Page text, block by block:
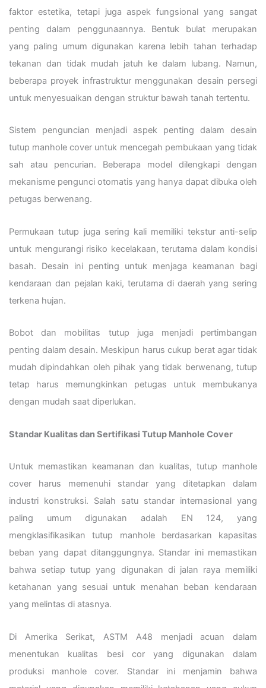
faktor estetika, tetapi juga aspek fungsional yang sangat
penting dalam penggunaannya. Bentuk bulat merupakan
yang paling umum digunakan karena lebih tahan terhadap
tekanan dan tidak mudah jatuh ke dalam lubang. Namun,
beberapa proyek infrastruktur menggunakan desain persegi
untuk menyesuaikan dengan struktur bawah tanah tertentu.
Sistem penguncian menjadi aspek penting dalam desain
tutup manhole cover untuk mencegah pembukaan yang tidak
sah atau pencurian. Beberapa model dilengkapi dengan
mekanisme pengunci otomatis yang hanya dapat dibuka oleh
petugas berwenang.
Permukaan tutup juga sering kali memiliki tekstur anti-selip
untuk mengurangi risiko kecelakaan, terutama dalam kondisi
basah. Desain ini penting untuk menjaga keamanan bagi
kendaraan dan pejalan kaki, terutama di daerah yang sering
terkena hujan.
Bobot dan mobilitas tutup juga menjadi pertimbangan
penting dalam desain. Meskipun harus cukup berat agar tidak
mudah dipindahkan oleh pihak yang tidak berwenang, tutup
tetap harus memungkinkan petugas untuk membukanya
dengan mudah saat diperlukan.
Standar Kualitas dan Sertifikasi Tutup Manhole Cover
Untuk memastikan keamanan dan kualitas, tutup manhole
cover harus memenuhi standar yang ditetapkan dalam
industri konstruksi. Salah satu standar internasional yang
paling umum digunakan adalah EN 124, yang
mengklasifikasikan tutup manhole berdasarkan kapasitas
beban yang dapat ditanggungnya. Standar ini memastikan
bahwa setiap tutup yang digunakan di jalan raya memiliki
ketahanan yang sesuai untuk menahan beban kendaraan
yang melintas di atasnya.
Di Amerika Serikat, ASTM A48 menjadi acuan dalam
menentukan kualitas besi cor yang digunakan dalam
produksi manhole cover. Standar ini menjamin bahwa